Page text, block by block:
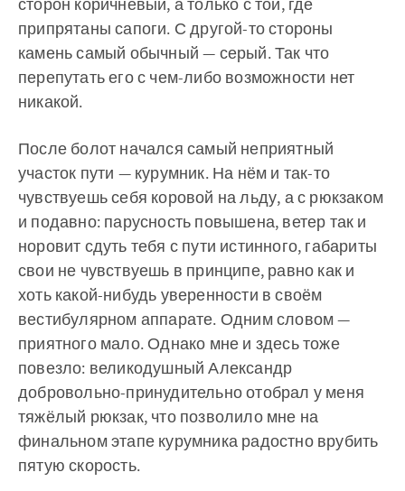
припрятаны сапоги. С другой-то стороны
камень самый обычный — серый. Так что
перепутать его с чем-либо возможности нет
никакой.
После болот начался самый неприятный
участок пути — курумник. На нём и так-то
чувствуешь себя коровой на льду, а с рюкзаком
и подавно: парусность повышена, ветер так и
норовит сдуть тебя с пути истинного, габариты
свои не чувствуешь в принципе, равно как и
хоть какой-нибудь уверенности в своём
вестибулярном аппарате. Одним словом —
приятного мало. Однако мне и здесь тоже
повезло: великодушный Александр
добровольно-принудительно отобрал у меня
тяжёлый рюкзак, что позволило мне на
финальном этапе курумника радостно врубить
пятую скорость.